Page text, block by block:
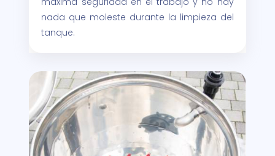
nada que moleste durante la limpieza del
tanque.